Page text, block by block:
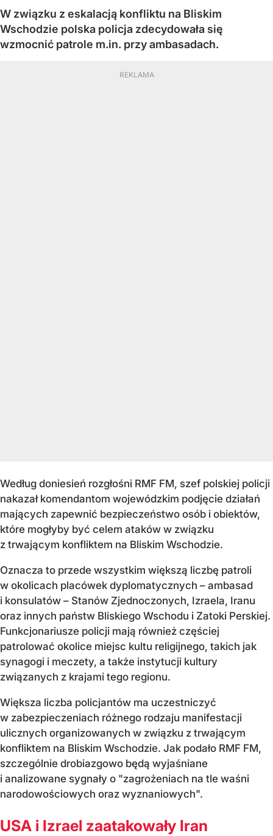
W związku z eskalacją konfliktu na Bliskim
Wschodzie polska policja zdecydowała się
wzmocnić patrole m.in. przy ambasadach.
Według doniesień rozgłośni RMF FM, szef polskiej policji
nakazał komendantom wojewódzkim podjęcie działań
mających zapewnić bezpieczeństwo osób i obiektów,
które mogłyby być celem ataków w związku
z trwającym konfliktem na Bliskim Wschodzie.
Oznacza to przede wszystkim większą liczbę patroli
w okolicach placówek dyplomatycznych – ambasad
i konsulatów – Stanów Zjednoczonych, Izraela, Iranu
oraz innych państw Bliskiego Wschodu i Zatoki Perskiej.
Funkcjonariusze policji mają również częściej
patrolować okolice miejsc kultu religijnego, takich jak
synagogi i meczety, a także instytucji kultury
związanych z krajami tego regionu.
Większa liczba policjantów ma uczestniczyć
w zabezpieczeniach różnego rodzaju manifestacji
ulicznych organizowanych w związku z trwającym
konfliktem na Bliskim Wschodzie. Jak podało RMF FM,
szczególnie drobiazgowo będą wyjaśniane
i analizowane sygnały o "zagrożeniach na tle waśni
narodowościowych oraz wyznaniowych".
USA i Izrael zaatakowały Iran